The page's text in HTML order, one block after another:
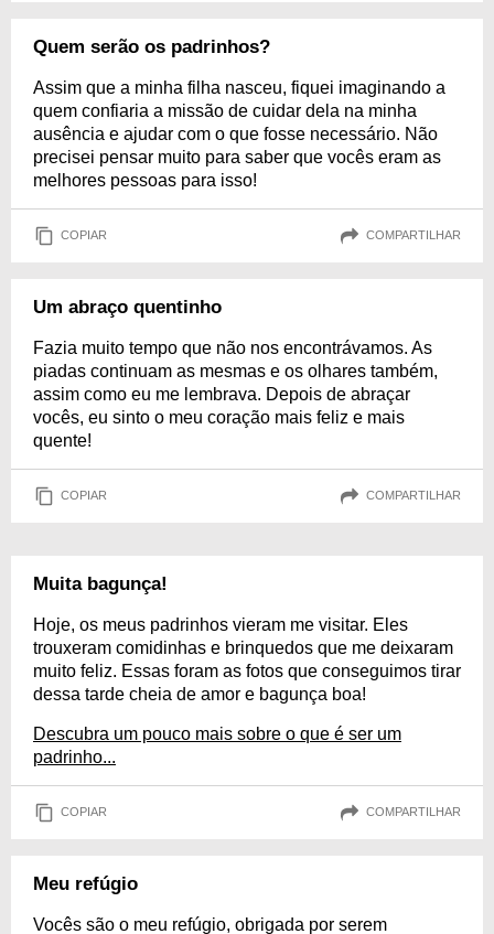
Quem serão os padrinhos?
Assim que a minha filha nasceu, fiquei imaginando a
quem confiaria a missão de cuidar dela na minha
ausência e ajudar com o que fosse necessário. Não
precisei pensar muito para saber que vocês eram as
melhores pessoas para isso!
COPIAR COMPARTILHAR
Um abraço quentinho
Fazia muito tempo que não nos encontrávamos. As
piadas continuam as mesmas e os olhares também,
assim como eu me lembrava. Depois de abraçar
vocês, eu sinto o meu coração mais feliz e mais
quente!
COPIAR COMPARTILHAR
Muita bagunça!
Hoje, os meus padrinhos vieram me visitar. Eles
trouxeram comidinhas e brinquedos que me deixaram
muito feliz. Essas foram as fotos que conseguimos tirar
dessa tarde cheia de amor e bagunça boa!
Descubra um pouco mais sobre o que é ser um
padrinho...
COPIAR COMPARTILHAR
Meu refúgio
Vocês são o meu refúgio, obrigada por serem